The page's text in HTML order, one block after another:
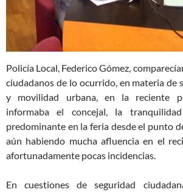
Policía Local, Federico Gómez,
ciudadanos de lo ocurrido, en materia de
y movilidad urbana, en la reciente
informaba el concejal, la
predominante en la feria desde el punto
aún habiendo mucha afluencia en el
afortunadamente pocas incidencias.
En cuestiones de seguridad